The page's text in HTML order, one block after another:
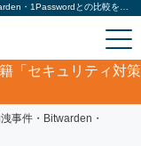
「セキュリティ対策
事件・Bitwarden・